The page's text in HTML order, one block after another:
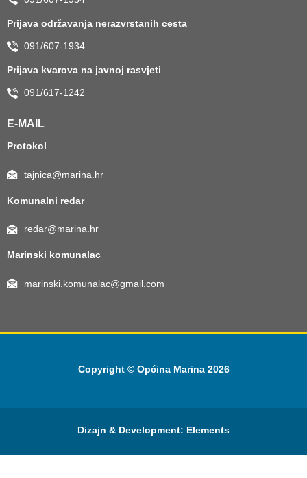
Prijava održavanja nerazvrstanih cesta
091/607-1934
Prijava kvarova na javnoj rasvjeti
091/617-1242
E-MAIL
Protokol
tajnica@marina.hr
Komunalni redar
redar@marina.hr
Marinski komunalac
marinski.komunalac@gmail.com
Copyright © Općina Marina 2026
Dizajn & Development: Elements